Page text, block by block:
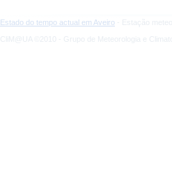
Estado do tempo actual em Aveiro - Estação
CliM@UA ©2010 - Grupo de Meteorologia e